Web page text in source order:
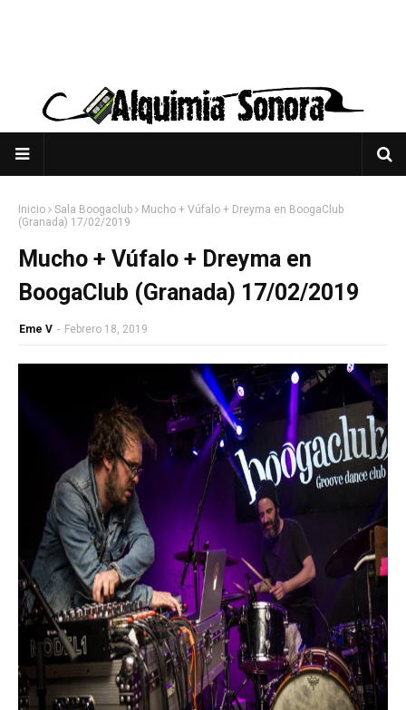
Inicio Sala Boogaclub
Mucho + Vúfalo + Dreyma en BoogaClub
(Granada) 17/02/2019
Mucho + Vúfalo + Dreyma en
BoogaClub (Granada) 17/02/2019
Eme V - Febrero 18, 2019